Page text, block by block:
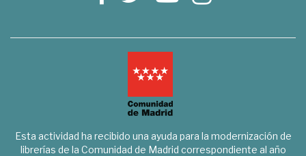
Esta actividad ha recibido una ayuda para la modernización de
librerías de la Comunidad de Madrid correspondiente al año